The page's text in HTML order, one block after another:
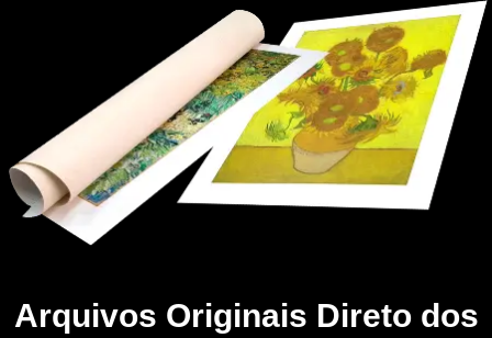
Arquivos Originais Direto dos